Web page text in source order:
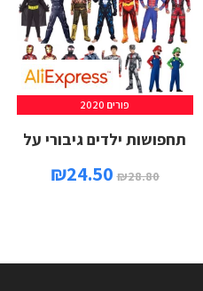
פורים 2020
תחפושות ילדים גיבורי על
₪28.80
₪24.50